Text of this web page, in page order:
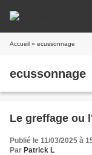
Accueil » ecussonnage
ecussonnage
Le greffage ou
Publié le 11/03/2025 à
Par Patrick L